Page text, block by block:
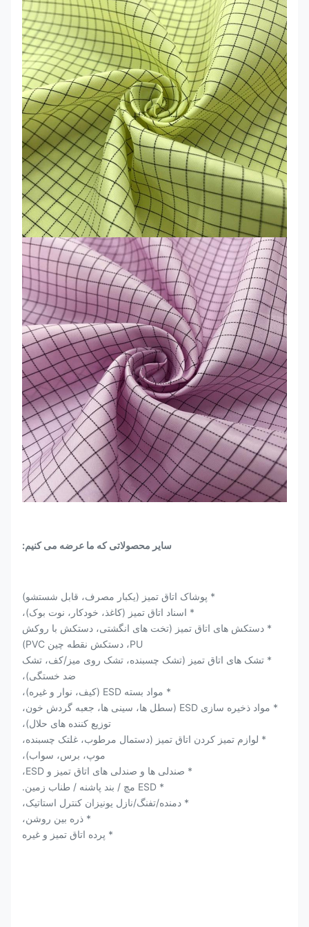
سایر محصولاتی که ما عرضه می کنیم:
* پوشاک اتاق تمیز (یکبار مصرف، قابل شستشو)
* اسناد اتاق تمیز (کاغذ، خودکار، نوت بوک)،
* دستکش های اتاق تمیز (تخت های انگشتی، دستکش با روکش
PU، دستکش نقطه چین PVC)
* تشک های اتاق تمیز (تشک چسبنده، تشک روی میز/کف، تشک
ضد خستگی)،
* مواد بسته ESD (کیف، نوار و غیره)،
* مواد ذخیره سازی ESD (سطل ها، سینی ها، جعبه گردش خون،
توزیع کننده های حلال)،
* لوازم تمیز کردن اتاق تمیز (دستمال مرطوب، غلتک چسبنده،
موپ، برس، سواب)،
* صندلی ها و صندلی های اتاق تمیز و ESD،
* ESD مچ / بند پاشنه / طناب زمین.
* دمنده/تفنگ/نازل یونیزان کنترل استاتیک،
* ذره بین روشن،
* پرده اتاق تمیز و غیره